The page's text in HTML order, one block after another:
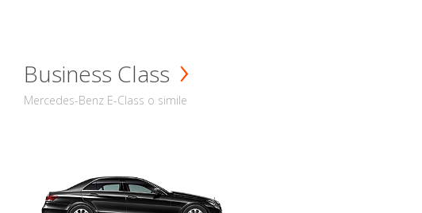
Business Class
Mercedes-Benz E-Class o simile